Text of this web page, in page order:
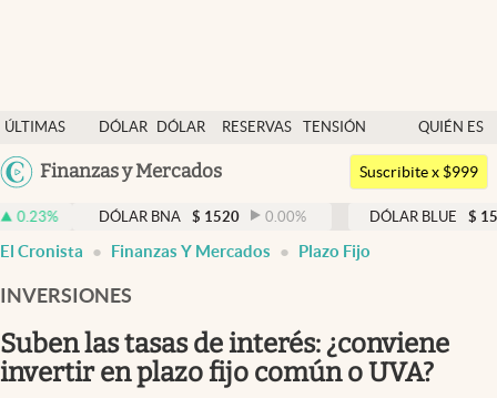
ÚLTIMAS
NOTICIAS
DÓLAR
DÓLAR
RESERVAS
TENSIÓN
GEOPOLÍTICA
QUIÉN ES
QUIÉN
Argentina
Uruguay
Finanzas y Mercados
Dólar
Members
Economía y Política
Finanzas y Mercados
Mercados Online
Negocios
Columnistas
Suscribite x $999
DÓLAR BNA $ 1520 0.00% DÓLAR BLUE $ 1530 -0.65
El Cronista Finanzas Y Mercados Plazo Fijo
INVERSIONES
Suben las tasas de interés: ¿conviene
invertir en plazo fijo común o UVA?